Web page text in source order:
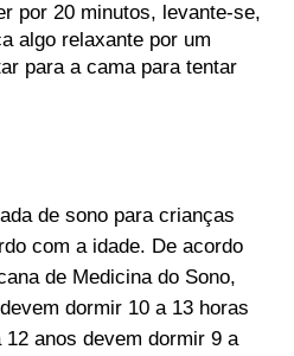
por 20 minutos, levante-se,
algo relaxante por um
para a cama para tentar
de sono para crianças
com a idade. De acordo
de Medicina do Sono,
dormir 10 a 13 horas
anos devem dormir 9 a